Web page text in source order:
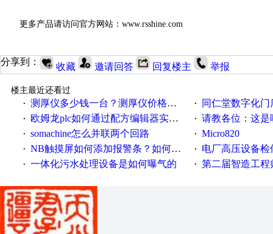
更多产品请访问官方网站：www.rsshine.com
分享到： 收藏 邀请回答 回复楼主 举报
楼主最近还看过
· 测厚仪多少钱一台？测厚仪价格多少？ · 同仁堂数字化门店
· 欧姆龙plc如何通过配方编辑器实现NB配方功能？ · 请教各位：这是
· somachine怎么并联两个回路 · Micro820
· NB触摸屏如何添加报警条？如何登陆报警信息？ · 电厂高压设备
· 一体化污水处理设备是如何曝气的 · 第二届智造工程师节